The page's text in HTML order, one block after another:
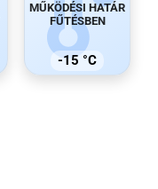
MŰKÖDÉSI HATÁR
FŰTÉSBEN
-15 °C